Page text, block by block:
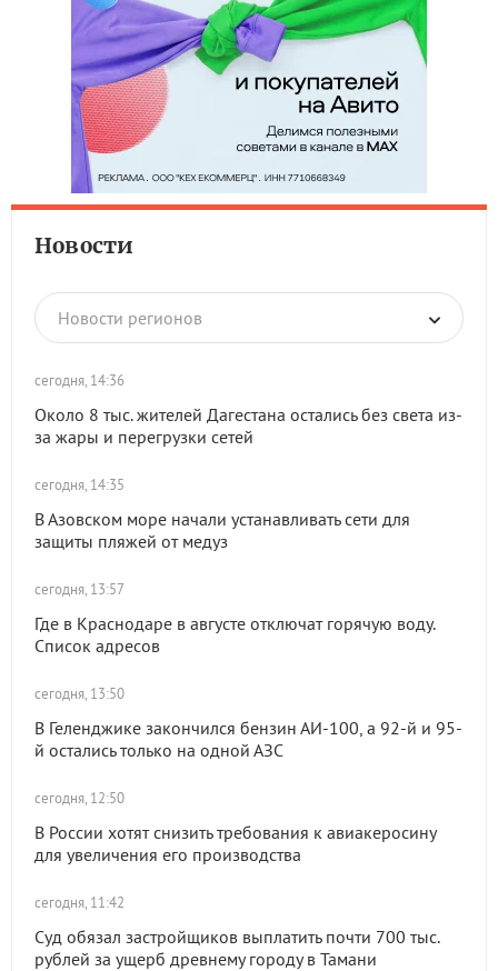
Новости
Новости регионов
сегодня, 14:36
Около 8 тыс. жителей Дагестана остались без света из-
за жары и перегрузки сетей
сегодня, 14:35
В Азовском море начали устанавливать сети для
защиты пляжей от медуз
сегодня, 13:57
Где в Краснодаре в августе отключат горячую воду.
Список адресов
сегодня, 13:50
В Геленджике закончился бензин АИ-100, а 92-й и 95-
й остались только на одной АЗС
сегодня, 12:50
В России хотят снизить требования к авиакеросину
для увеличения его производства
сегодня, 11:42
Суд обязал застройщиков выплатить почти 700 тыс.
рублей за ущерб древнему городу в Тамани